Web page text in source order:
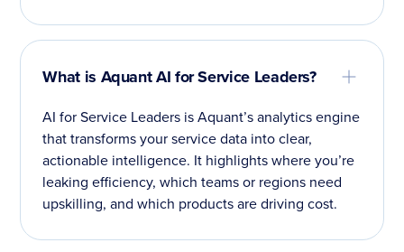
What is Aquant AI for Service Leaders?
AI for Service Leaders is Aquant’s analytics engine
that transforms your service data into clear,
actionable intelligence. It highlights where you’re
leaking efficiency, which teams or regions need
upskilling, and which products are driving cost.